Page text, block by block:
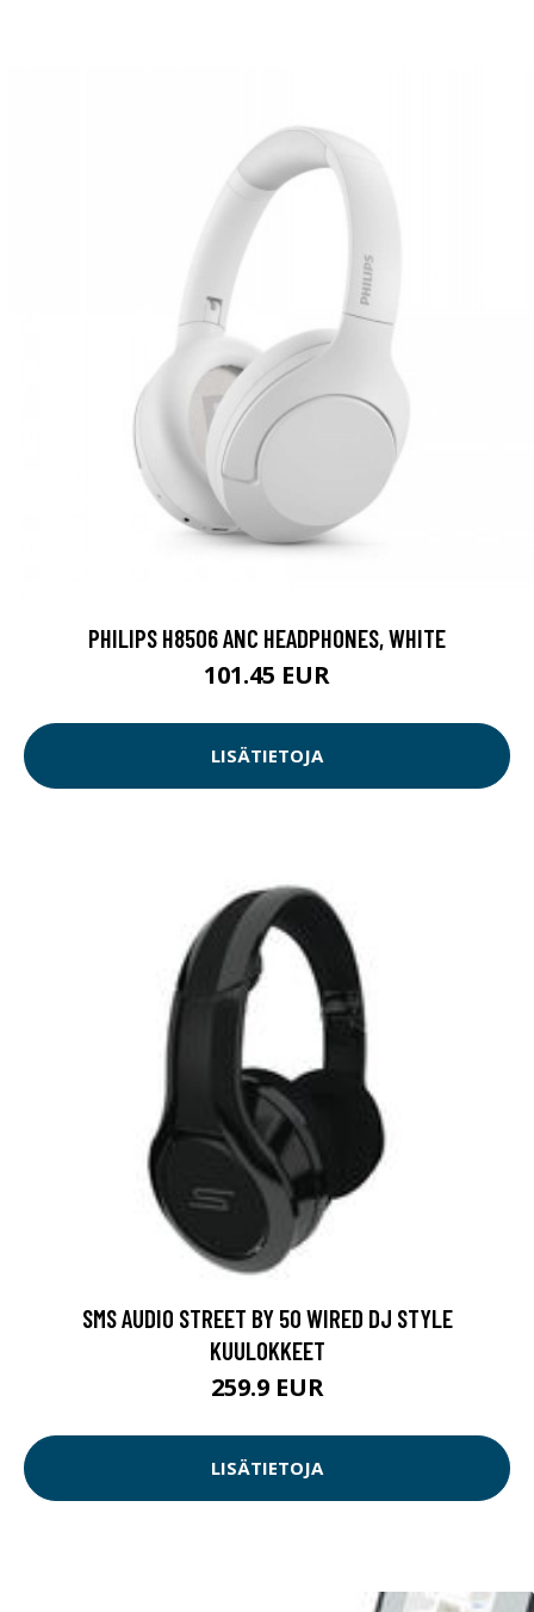
PHILIPS H8506 ANC HEADPHONES, WHITE
101.45 EUR
LISÄTIETOJA
SMS AUDIO STREET BY 50 WIRED DJ STYLE
KUULOKKEET
259.9 EUR
LISÄTIETOJA